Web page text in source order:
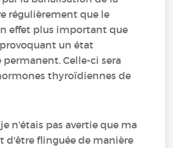
régulièrement que le
effet plus important que
un état
Celle-ci sera
thyroïdiennes de
n'étais pas avertie que ma
d'être flinguée de manière